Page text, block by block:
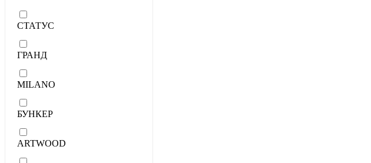
СТАТУС
ГРАНД
MILANO
БУНКЕР
ARTWOOD